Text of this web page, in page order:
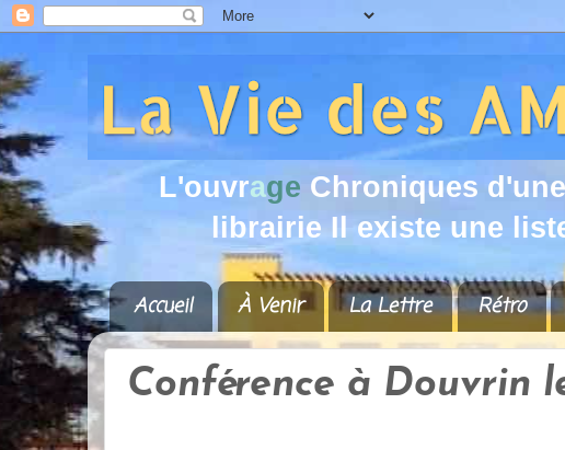
L'ouvrage C hroniques d 'une
i brairie I existe une ist
Accueil À Venir La Lettre Rétro
Conférence à Douvrin